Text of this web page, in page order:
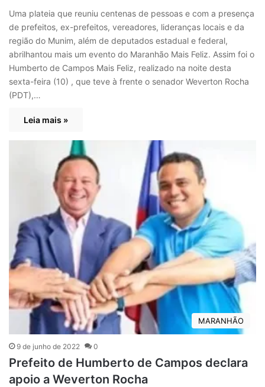
Uma plateia que reuniu centenas de pessoas e com a presença
de prefeitos, ex-prefeitos, vereadores, lideranças locais e da
região do Munim, além de deputados estadual e federal,
abrilhantou mais um evento do Maranhão Mais Feliz. Assim foi o
Humberto de Campos Mais Feliz, realizado na noite desta
sexta-feira (10) , que teve à frente o senador Weverton Rocha
(PDT),…
Leia mais »
MARANHÃO
9 de junho de 2022 0
Prefeito de Humberto de Campos declara
apoio a Weverton Rocha